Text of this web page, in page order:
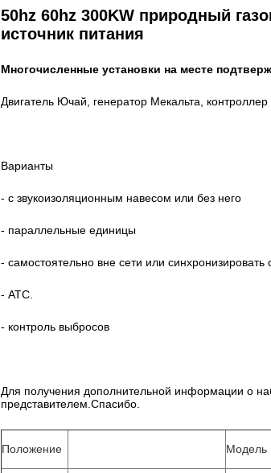
50hz 60hz 300KW природный
источник питания
Многочисленные установки на месте
Двигатель Ючай, генератор Мекальта,
Варианты
- с звукоизоляционным навесом или без него
- параллельные единицы
- самостоятельно вне сети или синхронизировать
- АТС.
- контроль выбросов
Для получения дополнительной информации о
представителем.Спасибо.
Положение Модель